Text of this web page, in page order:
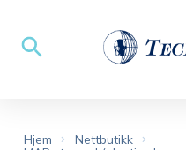
Hjem
Nettbutikk